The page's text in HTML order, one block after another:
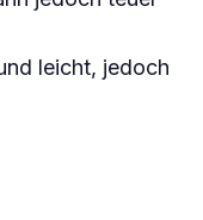
leicht, jedoch